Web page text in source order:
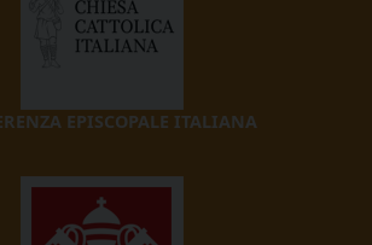
EPISCOPALE ITALIANA